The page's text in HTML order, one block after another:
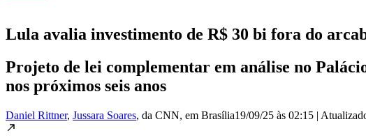
Lula avalia investimento de R$ 30 bi fora do
Projeto de lei complementar em análise no
nos próximos seis anos
Daniel Rittner, Jussara Soares, da CNN, em Brasília19/09/25 às 02:15 |